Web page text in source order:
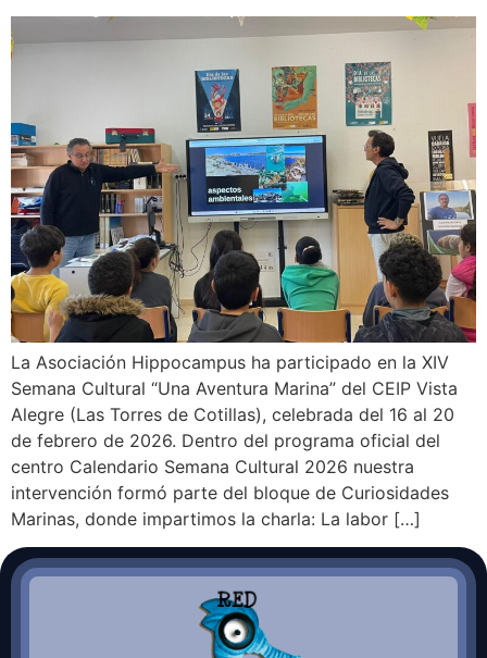
La Asociación Hippocampus ha participado en la XIV
Semana Cultural “Una Aventura Marina” del CEIP Vista
Alegre (Las Torres de Cotillas), celebrada del 16 al 20
de febrero de 2026. Dentro del programa oficial del
centro Calendario Semana Cultural 2026 nuestra
intervención formó parte del bloque de Curiosidades
Marinas, donde impartimos la charla: La labor […]